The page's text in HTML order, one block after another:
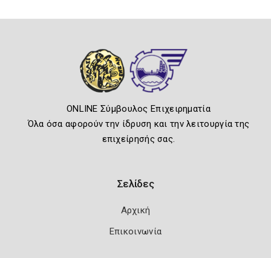
ONLINE Σύμβουλος Επιχειρηματία
Όλα όσα αφορούν την ίδρυση και την λειτουργία της
επιχείρησής σας.
Σελίδες
Αρχική
Επικοινωνία